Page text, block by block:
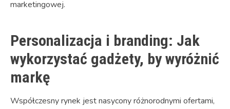
marketingowej.
Personalizacja i branding: Jak
wykorzystać gadżety, by wyróżnić
markę
Współczesny rynek jest nasycony różnorodnymi ofertami,